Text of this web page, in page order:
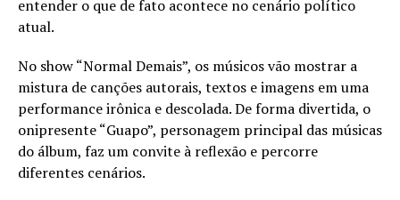
entender o que de fato acontece no cenário político
atual.
No show “Normal Demais”, os músicos vão mostrar a
mistura de canções autorais, textos e imagens em uma
performance irônica e descolada. De forma divertida, o
onipresente “Guapo”, personagem principal das músicas
do álbum, faz um convite à reflexão e percorre
diferentes cenários.